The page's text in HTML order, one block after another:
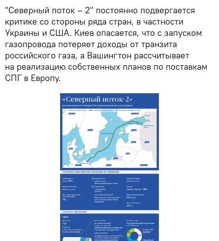
"Северный поток – 2" постоянно подвергается
критике со стороны ряда стран, в частности
Украины и США. Киев опасается, что с запуском
газопровода потеряет доходы от транзита
российского газа, а Вашингтон рассчитывает
на реализацию собственных планов по поставкам
СПГ в Европу.